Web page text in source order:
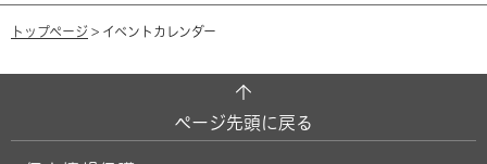
トップページ > イベントカレンダー
ページ先頭に戻る